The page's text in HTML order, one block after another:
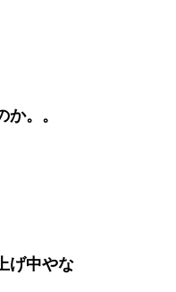
。。
げ中やな